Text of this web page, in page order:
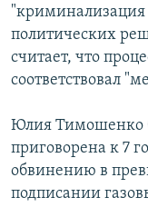
"криминализация
политических
считает, что
соответствовал
Юлия Тимошенко
приговорена к 7
обвинению в
подписании